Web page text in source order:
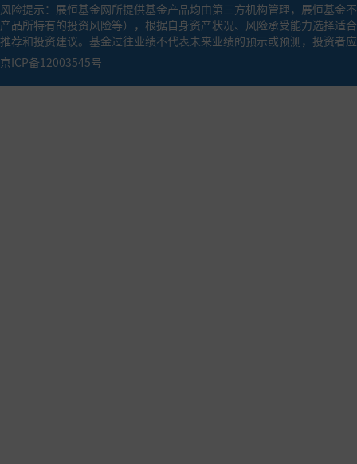
风险提示：展恒基金网所提供基金产品均由第三方机构管理，展恒基
产品所特有的投资风险等），根据自身资产状况、风险承受能力选择
推荐和投资建议。基金过往业绩不代表未来业绩的预示或预测，投资者
京ICP备12003545号